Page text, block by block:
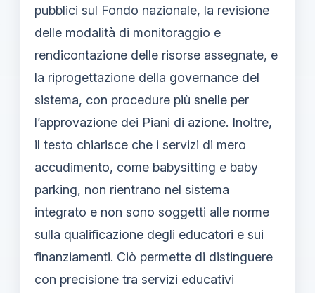
pubblici sul Fondo nazionale, la revisione
delle modalità di monitoraggio e
rendicontazione delle risorse assegnate, e
la riprogettazione della governance del
sistema, con procedure più snelle per
l’approvazione dei Piani di azione. Inoltre,
il testo chiarisce che i servizi di mero
accudimento, come babysitting e baby
parking, non rientrano nel sistema
integrato e non sono soggetti alle norme
sulla qualificazione degli educatori e sui
finanziamenti. Ciò permette di distinguere
con precisione tra servizi educativi